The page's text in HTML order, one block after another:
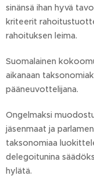
sinänsä ihan hyvä
kriteerit
rahoituksen leima.
Suomalainen
aikanaan
pääneuvottelijana.
Ongelmaksi
jäsenmaat ja
taksonomiaa
delegoitunina
hylätä.